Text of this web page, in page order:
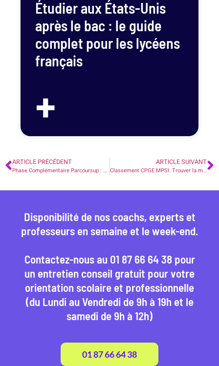
Étudier aux États-Unis
après le bac : le guide
complet pour les lycéens
français
+
ARTICLE PRÉCÉDENT
Phase Complémentaire Parcoursup : Tout Ce Que Vous Devez Savoir et mode d’emploi.
ARTICLE SUIVANT
Classement CPGE MPSI. Trouver la meilleure prépa pour booster votre réussite académique
Disponibilité de nos coachs, experts et
professeurs en semaine et le week-end.
Contactez-nous au 01 87 66 64 38 pour
un entretien conseil gratuit pour votre
orientation scolaire et professionnelle
(du Lundi au Vendredi de 9h à 19h et le
samedi de 9h à 12h)
01 87 66 64 38